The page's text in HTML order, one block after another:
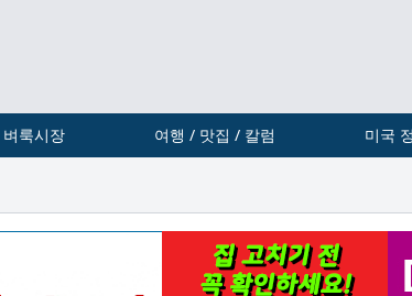
벼룩시장 여행 / 맛집 / 칼럼 미국